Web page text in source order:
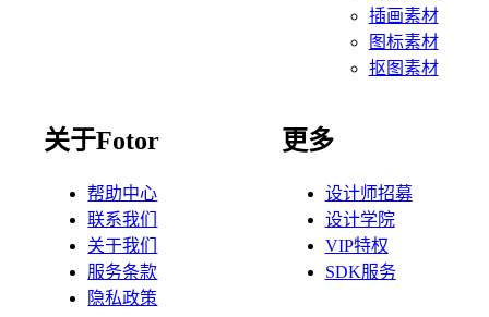
插画素材
图标素材
抠图素材
关于Fotor
帮助中心
联系我们
关于我们
服务条款
隐私政策
更多
设计师招募
设计学院
VIP特权
SDK服务